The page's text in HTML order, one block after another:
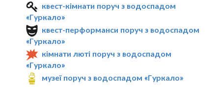
квест-кімнати поруч з водоспадом
«Гуркало»
квест-перформанси поруч з водоспадом
«Гуркало»
кімнати люті поруч з водоспадом
«Гуркало»
музеї поруч з водоспадом «Гуркало»